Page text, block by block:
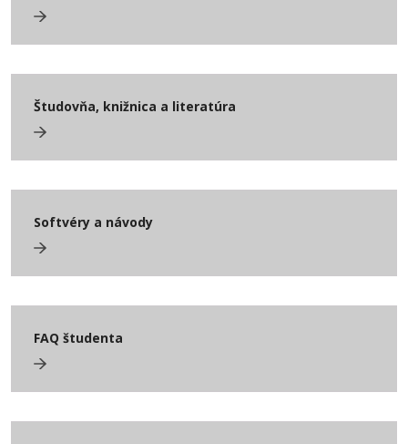
Študovňa, knižnica a literatúra
Softvéry a návody
FAQ študenta